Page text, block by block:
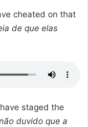
cheated on that
de que elas
staged the
duvido que a